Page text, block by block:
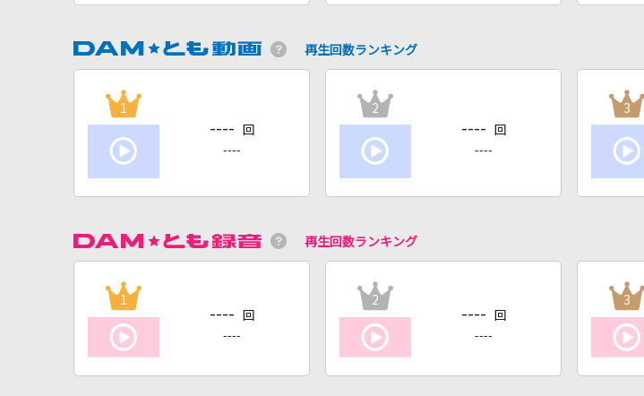
再生回数ランキング
1
---- 回
----
2
---- 回
----
3
再生回数ランキング
1
---- 回
----
2
---- 回
----
3